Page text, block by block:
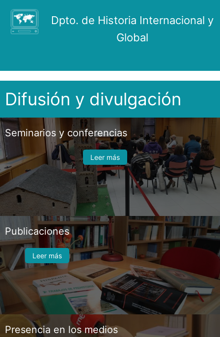
Dpto. de Historia Internacional y
Global
Difusión y divulgación
Seminarios y conferencias
Leer más
Publicaciones
Leer más
Presencia en los medios